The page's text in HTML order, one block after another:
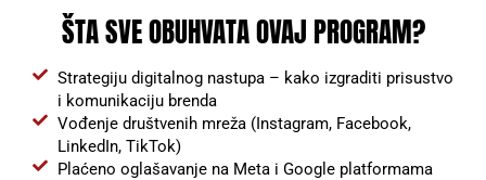
ŠTA SVE OBUHVATA OVAJ PROGRAM?
Strategiju digitalnog nastupa – kako izgraditi prisustvo
i komunikaciju brenda
Vođenje društvenih mreža (Instagram, Facebook,
LinkedIn, TikTok)
Plaćeno oglašavanje na Meta i Google platformama